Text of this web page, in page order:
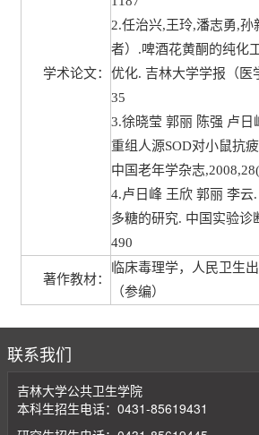
学术论文：
2.任治兴,王玲,潘志勇,孙
者）.啤酒花黄酮的纯化
优化. 吉林大学学报（医
35
3.徐晓莹 郭丽 陈强 卢日
重组人源SOD对小鼠抗
中国老年学杂志
4.卢日峰 王欣 郭丽 李云
多糖的研究. 中国实验诊
490
著作教材：
临床毒理学，人民卫生
（参编）
联系我们
吉林大学公共卫生学院
本科生招生电话：0431-85619431